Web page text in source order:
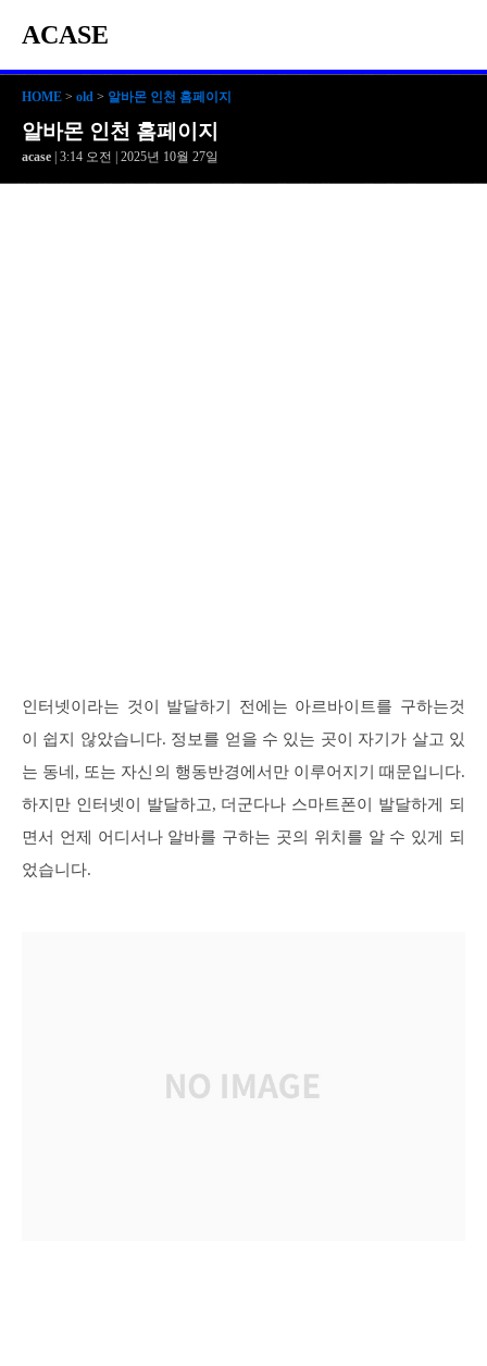
ACASE
HOME > old > 알바몬 인천 홈페이지
알바몬 인천 홈페이지
acase | 3:14 오전 | 2025년 10월 27일
인터넷이라는 것이 발달하기 전에는 아르바이트를 구하는것
이 쉽지 않았습니다. 정보를 얻을 수 있는 곳이 자기가 살고 있
는 동네, 또는 자신의 행동반경에서만 이루어지기 때문입니다.
하지만 인터넷이 발달하고, 더군다나 스마트폰이 발달하게 되
면서 언제 어디서나 알바를 구하는 곳의 위치를 알 수 있게 되
었습니다.